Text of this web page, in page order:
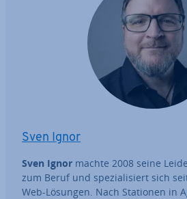
Sven Ignor
Sven Ignor machte 2008 seine
zum Beruf und spe­zia­li­siert sich
Web-Lösungen. Nach Stationen in